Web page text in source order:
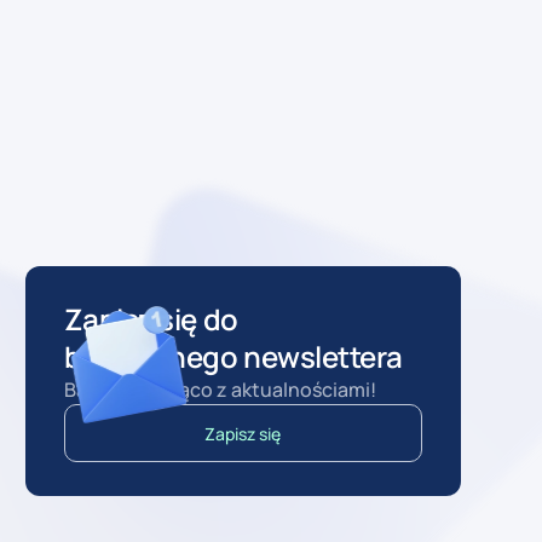
Zapisz się do
bezpłatnego newslettera
Bądź na bieżąco z aktualnościami!
Zapisz się